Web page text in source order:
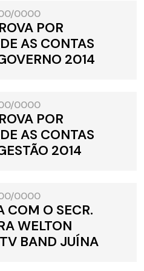
0000
POR
AS CONTAS
2014
0000
POR
AS CONTAS
2014
0000
COM O SECR.
WELTON
BAND JUÍNA